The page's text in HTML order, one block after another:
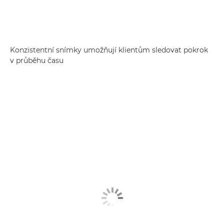
Konzistentní snímky umožňují klientům sledovat pokrok
v průběhu času